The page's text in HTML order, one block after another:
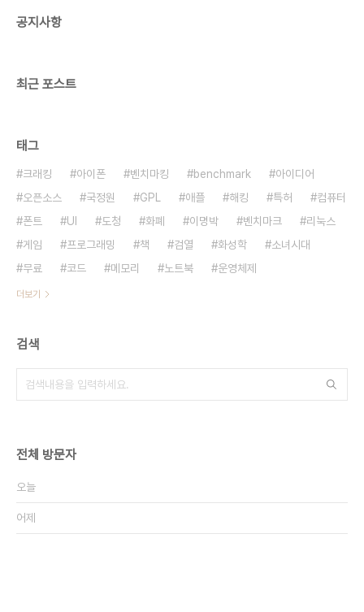
앞에 있었고 옆에는 차가 주차돼 있었다. 의미심장한
공지사항
최근 포스트
태그
크래킹 아이폰 벤치마킹 benchmark
아이디어
오픈소스
국정원 GPL 애플 해킹 특허
컴퓨터
폰트
UI 도청 화폐 이명박 벤치마크
리눅스
게임
프로그래밍 책 검열 화성학
소녀시대
무료
코드 메모리 노트북 운영체제
더보기
검색
전체 방문자
오늘
어제